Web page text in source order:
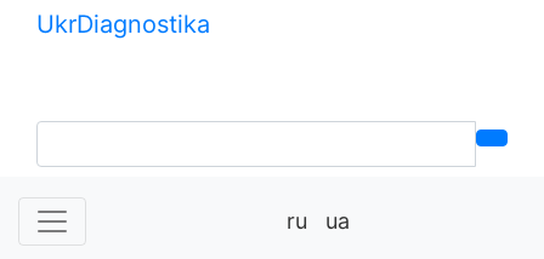
UkrDiagnostika
ru ua